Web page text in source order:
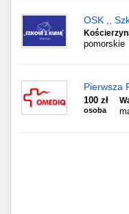
OSK ,,
pomorskie
Pierwsza
100 zł
osoba
Częstochowa
Toruń
Olsztyn
Sosnowiec